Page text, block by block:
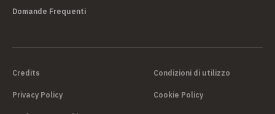
Domande Frequenti
Credits Condizioni di utilizzo
Privacy Policy Cookie Policy